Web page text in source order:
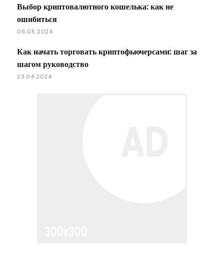
Выбор криптовалютного кошелька: как не
ошибиться
06.05.2024
Как начать торговать криптофьючерсами: шаг за
шагом руководство
23.04.2024